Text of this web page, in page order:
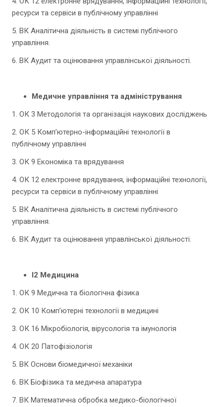
ресурси та сервіси в публічному управлінні
5. ВК Аналітична діяльність в системі публічного
управління.
6. ВК Аудит та оцінювання управлінської діяльності.
Медичне управління та адміністрування
1. ОК 3 Методологія та організація наукових досліджень
2. ОК 5 Комп’ютерно-інформаційні технології в
публічному управлінні
3. ОК 9 Економіка та врядування
4. ОК 12 електронне врядування, інформаційні технології,
ресурси та сервіси в публічному управлінні
5. ВК Аналітична діяльність в системі публічного
управління.
6. ВК Аудит та оцінювання управлінської діяльності.
І2 Медицина
1. ОК 9 Медична та біологічна фізика
2. ОК 10 Комп’ютерні технології в медицині
3. ОК 16 Мікробіологія, вірусологія та імунологія
4. ОК 20 Патофізіологія
5. ВК Основи біомедичної механіки
6. ВК Біофізика та медична апаратура
7. ВК Математична обробка медико-біологічної